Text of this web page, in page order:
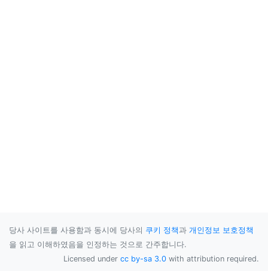
당사 사이트를 사용함과 동시에 당사의 쿠키 정책과 개인정보 보호정책
을 읽고 이해하였음을 인정하는 것으로 간주합니다.
Licensed under cc by-sa 3.0 with attribution required.